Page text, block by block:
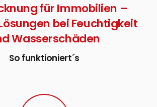
für Immobilien –
bei Feuchtigkeit
Wasserschäden
So funktioniert´s